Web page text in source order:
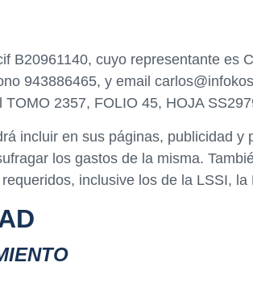
B20961140, cuyo representante es
943886465, y email
2357, FOLIO 45, HOJA
incluir en sus páginas, publicidad y
los gastos de la misma.
inclusive los de la LSSI, la